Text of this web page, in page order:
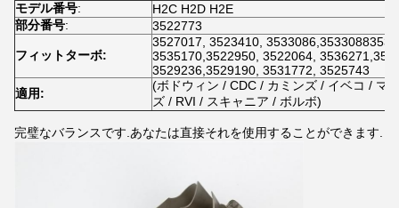
モデル番号:
H2C H2D H2E
部分番号: 3522773
フィットターボ:
3527017, 3523410,
3535170,3522950, 3522064,
3529236,3529190, 3531772, 3525743
適用:
(ボドウィン / CDC / カミンズ / イベコ / マ
ズ / RVI / スキャニア / ボルボ)
完璧なバランスです.あなたは直接それを使用することができます.